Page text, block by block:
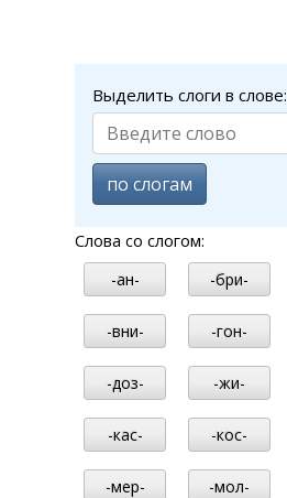
Выделить слоги в слове:
по слогам
Слова со слогом:
-ан- -бри-
-вни- -гон-
-доз- -жи-
-кас- -кос-
-мер- -мол-